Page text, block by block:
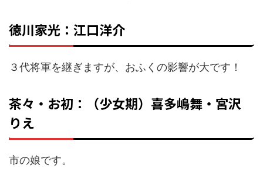
徳川家光：江口洋介
３代将軍を継ぎますが、おふくの影響が大です！
茶々・お初：（少女期）喜多嶋舞・宮沢
りえ
市の娘です。